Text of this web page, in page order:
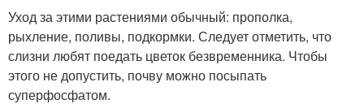
Уход за этими растениями обычный: прополка,
рыхление, поливы, подкормки. Следует отметить, что
слизни любят поедать цветок безвременника. Чтобы
этого не допустить, почву можно посыпать
суперфосфатом.